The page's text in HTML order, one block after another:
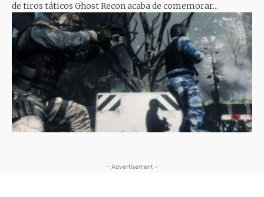
de tiros táticos Ghost Recon acaba de comemorar...
- Advertisement -